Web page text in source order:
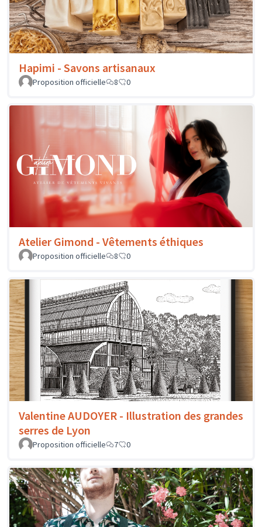
Hapimi - Savons artisanaux
Proposition officielle 8 0
Atelier Gimond - Vêtements éthiques
Proposition officielle 8 0
Valentine AUDOYER - Illustration des grandes
serres de Lyon
Proposition officielle 7 0